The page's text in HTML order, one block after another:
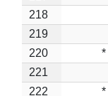
218
219
220
*
221
222
*